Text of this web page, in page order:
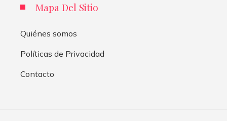
Mapa Del Sitio
Quiénes somos
Políticas de Privacidad
Contacto